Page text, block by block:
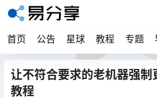
首页 公告 星球 教程 专题
让不符合要求的老机器强制
教程